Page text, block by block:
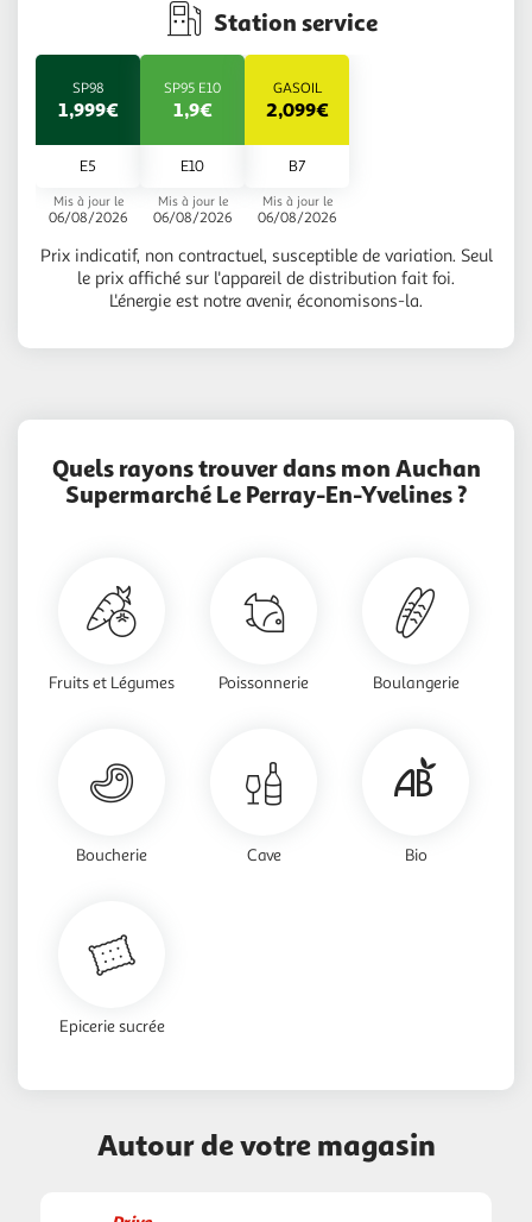
Station service
SP98
1,999€
E5
Mis à jour le
06/08/2026
SP95 E10
1,9€
E10
Mis à jour le
06/08/2026
GASOIL
2,099€
B7
Mis à jour le
06/08/2026
Prix indicatif, non contractuel, susceptible de variation. Seul
le prix affiché sur l'appareil de distribution fait foi.
L'énergie est notre avenir, économisons-la.
Quels rayons trouver dans mon Auchan
Supermarché Le Perray-En-Yvelines ?
Fruits et Légumes Poissonnerie Boulangerie
Boucherie Cave Bio
Epicerie sucrée
Autour de votre magasin